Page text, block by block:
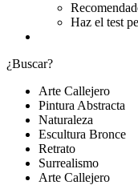
Haz el test
¿Buscar?
Arte Callejero
Pintura Abstracta
Naturaleza
Escultura Bronce
Retrato
Surrealismo
Arte Callejero